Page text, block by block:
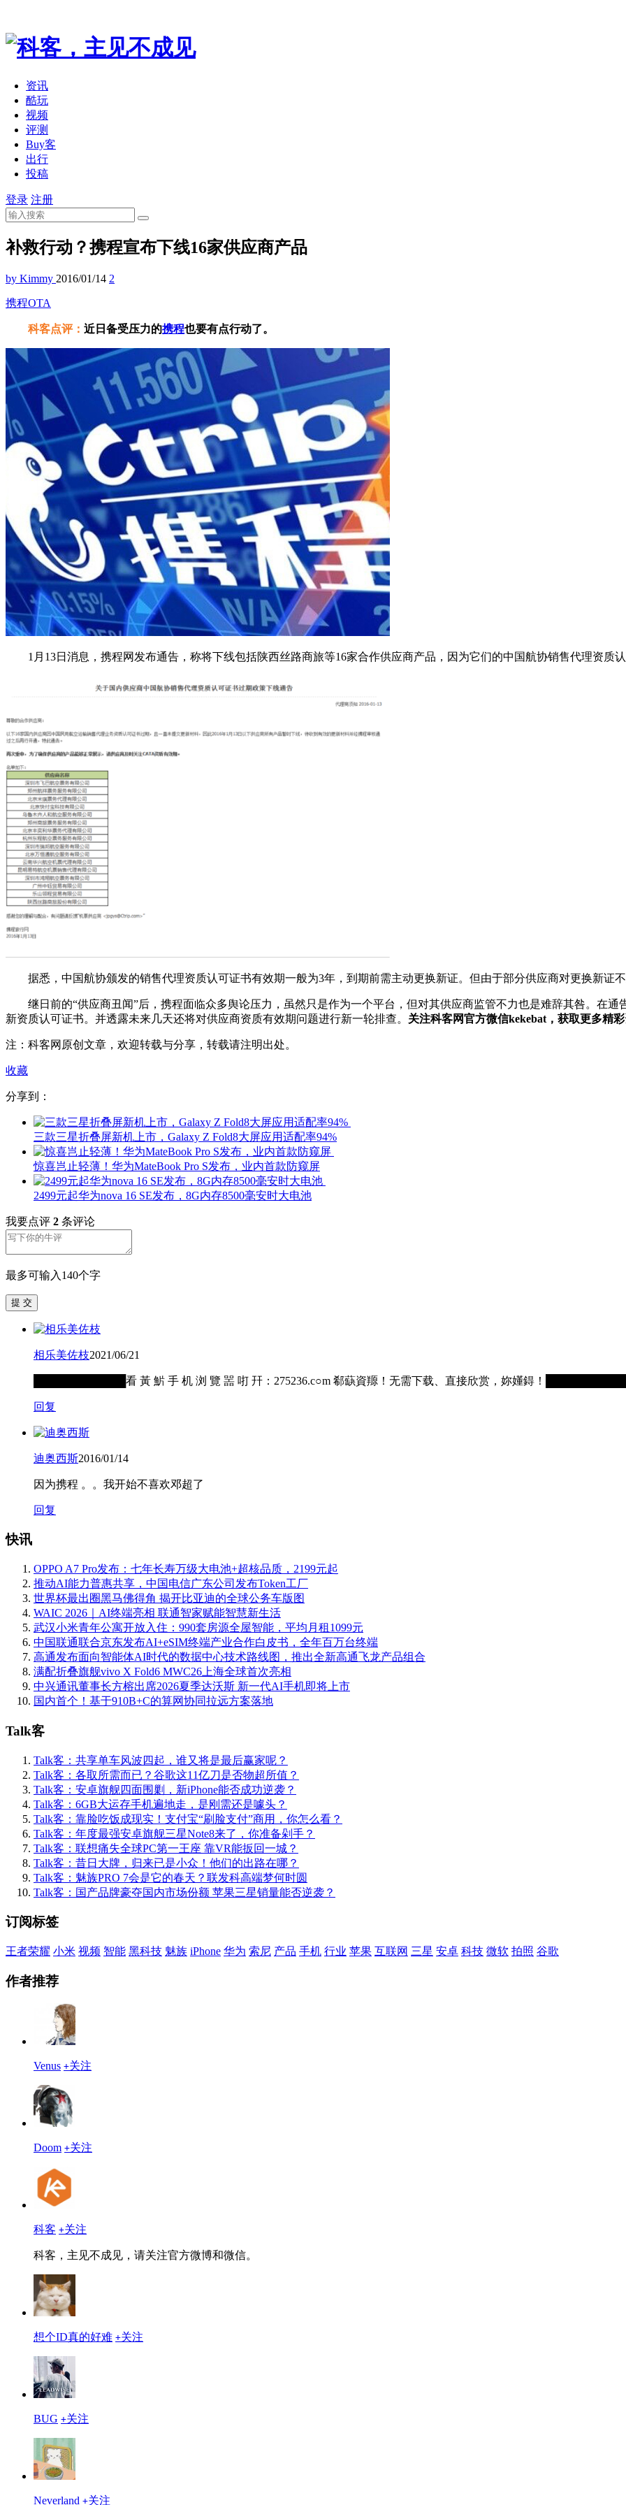
资讯
酷玩
视频
评测
Buy客
出行
投稿
登录 注册
补救行动？携程宣布下线16家供应商产品
by Kimmy 2016/01/14 2
携程OTA
科客点评： 近日备受压力的携程也要有点行动了。
1月13日消息，携程网发布通告，称将下线包括陕西丝路商旅等16家合作供应商产品，因为它们的中国航协销售代理资质认
据悉，中国航协颁发的销售代理资质认可证书有效期一般为3年，到期前需主动更换新证。但由于部分供应商对更换新证不
继日前的“供应商丑闻”后，携程面临众多舆论压力，虽然只是作为一个平台，但对其供应商监管不力也是难辞其咎。在通
新资质认可证书。并透露未来几天还将对供应商资质有效期问题进行新一轮排查。 关注科客网官方微信kekebat，获取更多精彩
注：科客网原创文章，欢迎转载与分享，转载请注明出处。
收藏
分享到：
三款三星折叠屏新机上市，Galaxy Z Fold8大屏应用适配率94%
惊喜岂止轻薄！华为MateBook Pro S发布，业内首款防窥屏
2499元起华为nova 16 SE发布，8G内存8500毫安时大电池
我要点评 2 条评论
最多可输入140个字
提 交
相乐美佐枝2021/06/21
████████████看 黃 魸 手 机 浏 覽 噐 咑 幵：275236.c○m 郗蒛資羱！无需下载、直接欣赏，妳嬞鍀！
回复
迪奥西斯2016/01/14
因为携程 。。我开始不喜欢邓超了
回复
快讯
OPPO A7 Pro发布：七年长寿万级大电池+超核品质，2199元起
推动AI能力普惠共享，中国电信广东公司发布Token工厂
世界杯最出圈黑马佛得角 揭开比亚迪的全球公务车版图
WAIC 2026｜AI终端亮相 联通智家赋能智慧新生活
武汉小米青年公寓开放入住：990套房源全屋智能，平均月租1099元
中国联通联合京东发布AI+eSIM终端产业合作白皮书，全年百万台终端
高通发布面向智能体AI时代的数据中心技术路线图，推出全新高通飞龙产品组合
满配折叠旗舰vivo X Fold6 MWC26上海全球首次亮相
中兴通讯董事长方榕出席2026夏季达沃斯 新一代AI手机即将上市
国内首个！基于910B+C的算网协同拉远方案落地
Talk客
Talk客：共享单车风波四起，谁又将是最后赢家呢？
Talk客：各取所需而已？谷歌这11亿刀是否物超所值？
Talk客：安卓旗舰四面围剿，新iPhone能否成功逆袭？
Talk客：6GB大运存手机遍地走，是刚需还是噱头？
Talk客：靠脸吃饭成现实！支付宝“刷脸支付”商用，你怎么看？
Talk客：年度最强安卓旗舰三星Note8来了，你准备剁手？
Talk客：联想痛失全球PC第一王座 靠VR能扳回一城？
Talk客：昔日大牌，归来已是小众！他们的出路在哪？
Talk客：魅族PRO 7会是它的春天？联发科高端梦何时圆
Talk客：国产品牌豪夺国内市场份额 苹果三星销量能否逆袭？
订阅标签
王者荣耀 小米 视频 智能 黑科技 魅族 iPhone 华为 索尼 产品 手机 行业 苹果 互联网 三星 安卓 科技 微软 拍照 谷歌
作者推荐
Venus +关注
Doom +关注
科客 +关注
科客，主见不成见，请关注官方微博和微信。
想个ID真的好难 +关注
BUG +关注
Neverland +关注